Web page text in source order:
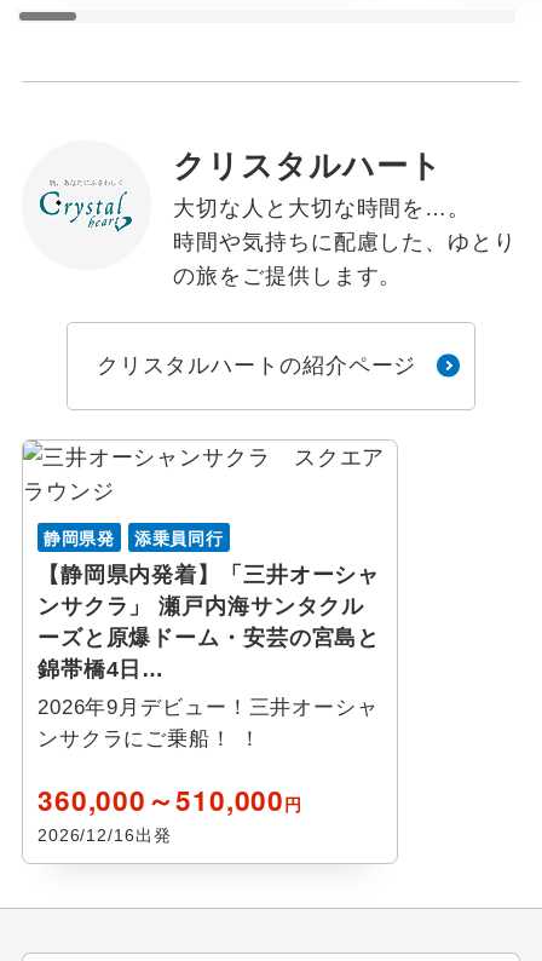
クリスタルハート
大切な人と大切な時間を…。
時間や気持ちに配慮した、ゆとり
の旅をご提供します。
クリスタルハートの紹介ページ
静岡県発 添乗員同行
【静岡県内発着】「三井オーシャ
ンサクラ」 瀬戸内海サンタクル
ーズと原爆ドーム・安芸の宮島と
錦帯橋4日…
2026年9月デビュー！三井オーシャ
ンサクラにご乗船！ ！
360,000～510,000円
2026/12/16出発